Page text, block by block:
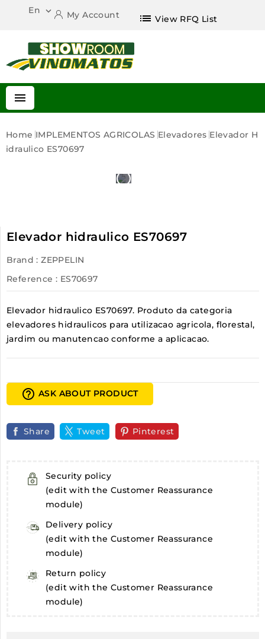
En  My Account list View RFQ List

Home IMPLEMENTOS AGRICOLAS Elevadores Elevador H
Idraulico ES70697
Elevador hidraulico ES70697
Brand : ZEPPELIN
Reference : ES70697
Elevador hidraulico ES70697. Produto da categoria
elevadores hidraulicos para utilizacao agricola, florestal,
jardim ou manutencao conforme a aplicacao.
help_outline ASK ABOUT PRODUCT
Share Tweet Pinterest
Security policy
(edit with the Customer Reassurance
module)
Delivery policy
(edit with the Customer Reassurance
module)
Return policy
(edit with the Customer Reassurance
module)